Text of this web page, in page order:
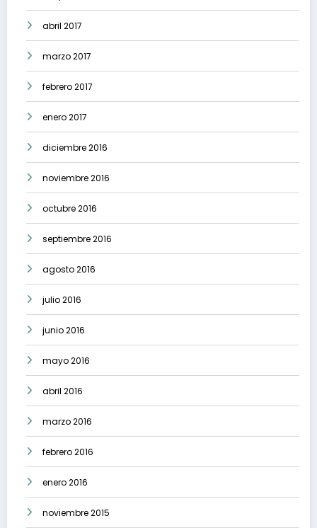
abril 2017
marzo 2017
febrero 2017
enero 2017
diciembre 2016
noviembre 2016
octubre 2016
septiembre 2016
agosto 2016
julio 2016
junio 2016
mayo 2016
abril 2016
marzo 2016
febrero 2016
enero 2016
noviembre 2015